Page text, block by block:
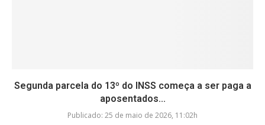
Segunda parcela do 13º do INSS começa a ser paga a
aposentados...
Publicado: 25 de maio de 2026, 11:02h